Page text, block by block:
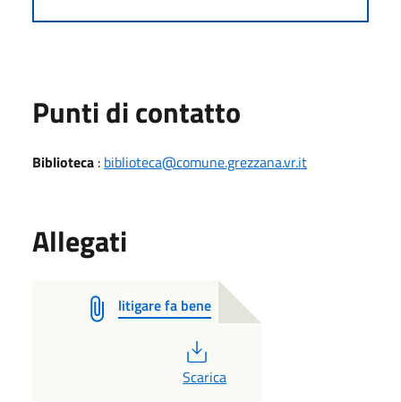
Punti di contatto
Biblioteca : biblioteca@comune.grezzana.vr.it
Allegati
litigare fa bene
PDF
Scarica